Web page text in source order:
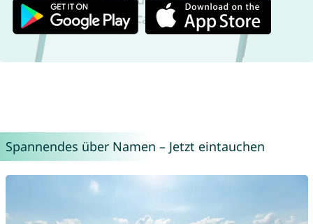
Spannendes über Namen – Jetzt eintauchen